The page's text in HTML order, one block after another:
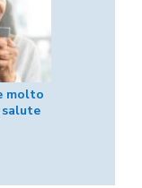
molto